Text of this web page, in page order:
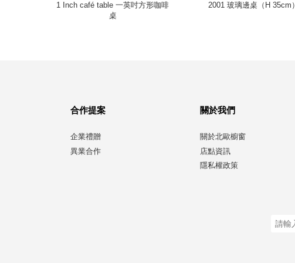
1 Inch café table 一英吋方形咖啡
桌
2001 玻璃邊桌（H 35cm）
合作提案
企業禮贈
異業合作
關於我們
關於北歐櫥窗
店點資訊
隱私權政策